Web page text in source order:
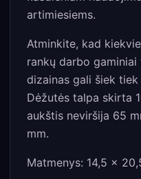
artimiesiems.
Atminkite, kad
rankų darbo
dizainas gali šiek
Dėžutės talpa skirta
aukštis neviršija 65
mm.
Matmenys: 14,5 x